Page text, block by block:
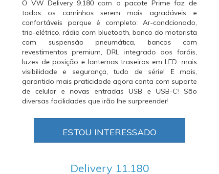
O VW Delivery 9.180 com o pacote Prime faz de
todos os caminhos serem mais agradáveis e
confortáveis porque é completo: Ar-condcionado,
trio-elétrico, rádio com bluetooth, banco do motorista
com suspensão pneumática, bancos com
revestimentos premium, DRL integrado aos faróis,
luzes de posição e lanternas traseiras em LED: mais
visibilidade e segurança, tudo de série! E mais,
garantido mais praticidade agora conta com suporte
de celular e novas entradas USB e USB-C! São
diversas facilidades que irão lhe surpreender!
ESTOU INTERESSADO
Delivery 11.180